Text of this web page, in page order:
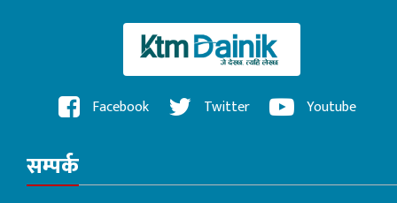
Facebook Twitter Youtube
सम्पर्क